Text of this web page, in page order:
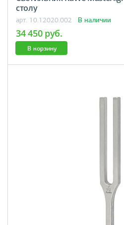
столу
арт. 10.12020.002 В наличии
34 450 руб.
В корзину